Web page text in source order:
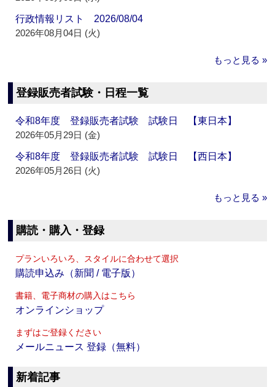
行政情報リスト 2026/08/04
2026年08月04日 (火)
もっと見る »
登録販売者試験・日程一覧
令和8年度 登録販売者試験 試験日 【東日本】
2026年05月29日 (金)
令和8年度 登録販売者試験 試験日 【西日本】
2026年05月26日 (火)
もっと見る »
購読・購入・登録
プランいろいろ、スタイルに合わせて選択
購読申込み（新聞 / 電子版）
書籍、電子商材の購入はこちら
オンラインショップ
まずはご登録ください
メールニュース 登録（無料）
新着記事